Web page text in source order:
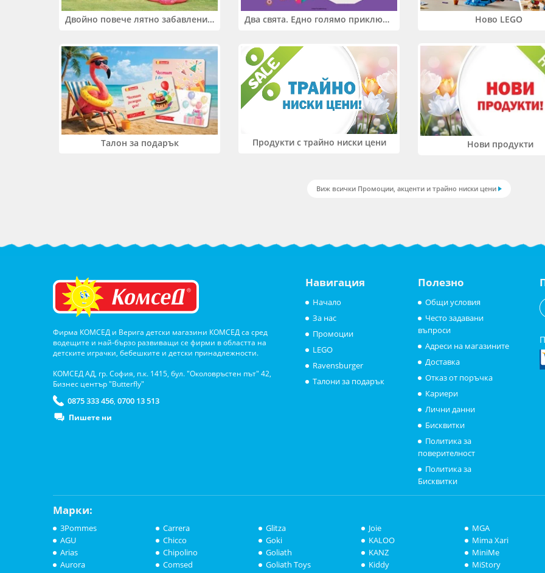
Двойно повече лятно забавление! Купи 2 продукта INTEX и вземи -33% Два свята. Едно голямо приключение. Купи 2 продукта LEGO® Friends и/или LEGO® Minecraft и вземи -27% Ново LEGO
Талон за подарък Продукти с трайно ниски цени Нови продукти
Виж всички Промоции, акценти и трайно ниски цени
Фирма КОМСЕД и Верига детски магазини КОМСЕД са сред
водещите и най-бързо развиващи се фирми в областта на
детските играчки, бебешките и детски принадлежности.
КОМСЕД АД, гр. София, п.к. 1415, бул. "Околовръстен път" 42,
Бизнес център "Butterfly"
0875 333 456, 0700 13 513
Пишете ни
Навигация
Начало
За нас
Промоции
LEGO
Ravensburger
Талони за подарък
Полезно
Общи условия
Често задавани
въпроси
Адреси на магазините
Доставка
Отказ от поръчка
Кариери
Лични данни
Бисквитки
Политика за
поверителност
Политика за
Бисквитки
Марки:
3Pommes
AGU
Arias
Aurora
Carrera
Chicco
Chipolino
Comsed
Glitza
Goki
Goliath
Goliath Toys
Joie
KALOO
KANZ
Kiddy
MGA
Mima Xari
MiniMe
MiStory